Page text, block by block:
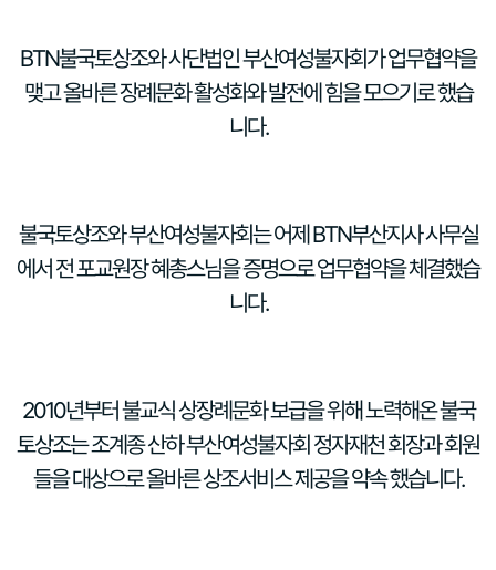
BTN불국토상조와 사단법인 부산여성불자회가 업무협약을
맺고 올바른 장례문화 활성화와 발전에 힘을 모으기로 했습
니다.
불국토상조와 부산여성불자회는 어제BTN부산지사 사무실
에서 전 포교원장 혜총스님을 증명으로 업무협약을 체결했습
니다.
2010년부터 불교식 상장례문화 보급을 위해 노력해온 불국
토상조는 조계종 산하 부산여성불자회 정자재천 회장과 회원
들을 대상으로 올바른 상조서비스 제공을 약속 했습니다.